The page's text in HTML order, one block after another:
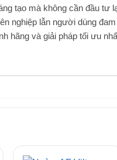
tạo mà không cần đầu tư
nghiệp lẫn người dùng
hãng và giải pháp tối ưu